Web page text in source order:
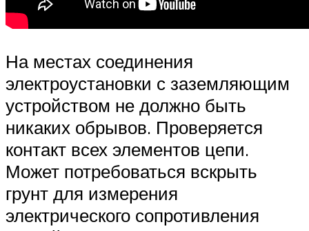
На местах соединения
электроустановки с заземляющим
устройством не должно быть
никаких обрывов. Проверяется
контакт всех элементов цепи.
Может потребоваться вскрыть
грунт для измерения
электрического сопротивления